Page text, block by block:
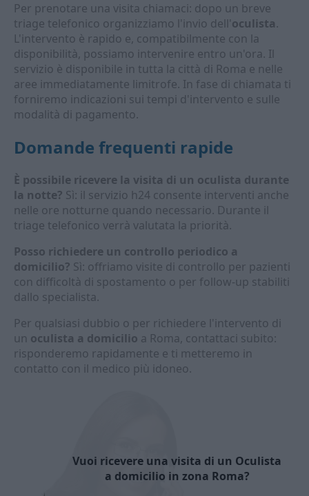
Per prenotare una visita chiamaci: dopo un breve
triage telefonico organizziamo l'invio dell'oculista.
L'intervento è rapido e, compatibilmente con la
disponibilità, possiamo intervenire entro un'ora. Il
servizio è disponibile in tutta la città di Roma e nelle
aree immediatamente limitrofe. In fase di chiamata ti
forniremo indicazioni sui tempi d'intervento e sulle
modalità di pagamento.
Domande frequenti rapide
È possibile ricevere la visita di un oculista durante
la notte? Sì: il servizio h24 consente interventi anche
nelle ore notturne quando necessario. Durante il
triage telefonico verrà valutata la priorità.
Posso richiedere un controllo periodico a
domicilio? Sì: offriamo visite di controllo per pazienti
con difficoltà di spostamento o per follow-up stabiliti
dallo specialista.
Per qualsiasi dubbio o per richiedere l'intervento di
un oculista a domicilio a Roma, contattaci subito:
risponderemo rapidamente e ti metteremo in
contatto con il medico più idoneo.
Vuoi ricevere una visita di un Oculista
a domicilio in zona Roma?